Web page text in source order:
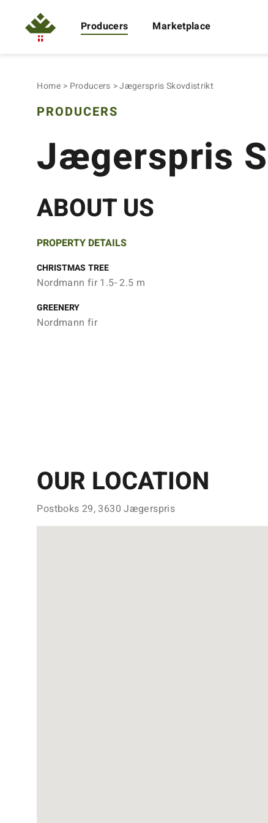
Producers Marketplace
Home Producers Jægerspris Skovdistrikt
PRODUCERS
Jægerspris
ABOUT US
PROPERTY DETAILS
CHRISTMAS TREE
Nordmann fir 1.5- 2.5 m
GREENERY
Nordmann fir
OUR LOCATION
Postboks 29, 3630 Jægerspris